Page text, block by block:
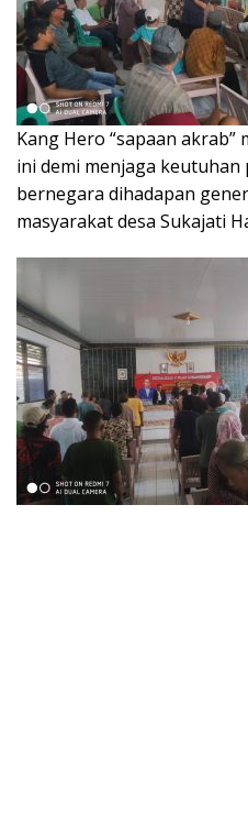
Kang Hero “sapaan akrab”
ini demi menjaga
bernegara dihadapan
masyarakat desa Sukajati